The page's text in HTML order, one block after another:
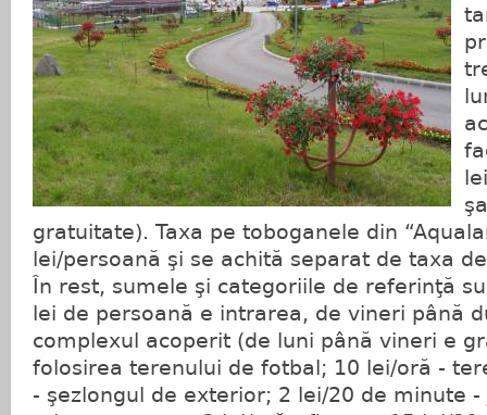
gratuitate). Taxa pe toboganele din
lei/persoană şi se achită separat de taxa
În rest, sumele şi categoriile de referinţă
lei de persoană e intrarea, de vineri până
complexul acoperit (de luni până vineri e
folosirea terenului de fotbal; 10 lei/oră -
- şezlongul de exterior; 2 lei/20 de minute -